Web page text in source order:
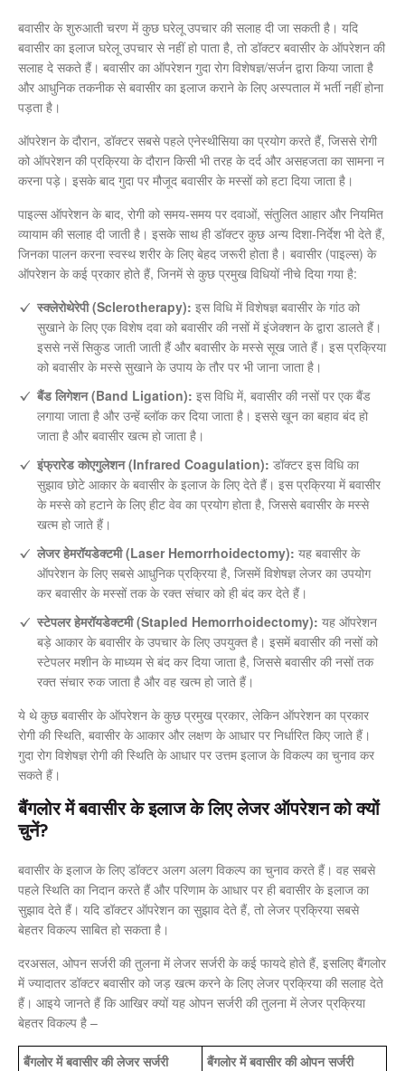
बवासीर के शुरुआती चरण में कुछ घरेलू उपचार की सलाह दी जा सकती है। यदि
बवासीर का इलाज घरेलू उपचार से नहीं हो पाता है, तो डॉक्टर बवासीर के ऑपरेशन की
सलाह दे सकते हैं। बवासीर का ऑपरेशन गुदा रोग विशेषज्ञ/सर्जन द्वारा किया जाता है
और आधुनिक तकनीक से बवासीर का इलाज कराने के लिए अस्पताल में भर्ती नहीं होना
पड़ता है।
ऑपरेशन के दौरान, डॉक्टर सबसे पहले एनेस्थीसिया का प्रयोग करते हैं, जिससे रोगी
को ऑपरेशन की प्रक्रिया के दौरान किसी भी तरह के दर्द और असहजता का सामना न
करना पड़े। इसके बाद गुदा पर मौजूद बवासीर के मस्सों को हटा दिया जाता है।
पाइल्स ऑपरेशन के बाद, रोगी को समय-समय पर दवाओं, संतुलित आहार और नियमित
व्यायाम की सलाह दी जाती है। इसके साथ ही डॉक्टर कुछ अन्य दिशा-निर्देश भी देते हैं,
जिनका पालन करना स्वस्थ शरीर के लिए बेहद जरूरी होता है। बवासीर (पाइल्स) के
ऑपरेशन के कई प्रकार होते हैं, जिनमें से कुछ प्रमुख विधियों नीचे दिया गया है:
स्क्लेरोथेरेपी (Sclerotherapy): इस विधि में विशेषज्ञ बवासीर के गांठ को
सुखाने के लिए एक विशेष दवा को बवासीर की नसों में इंजेक्शन के द्वारा डालते हैं।
इससे नसें सिकुड जाती जाती हैं और बवासीर के मस्से सूख जाते हैं। इस प्रक्रिया
को बवासीर के मस्से सुखाने के उपाय के तौर पर भी जाना जाता है।
बैंड लिगेशन (Band Ligation): इस विधि में, बवासीर की नसों पर एक बैंड
लगाया जाता है और उन्हें ब्लॉक कर दिया जाता है। इससे खून का बहाव बंद हो
जाता है और बवासीर खत्म हो जाता है।
इंफ्रारेड कोएगुलेशन (Infrared Coagulation): डॉक्टर इस विधि का
सुझाव छोटे आकार के बवासीर के इलाज के लिए देते हैं। इस प्रक्रिया में बवासीर
के मस्से को हटाने के लिए हीट वेव का प्रयोग होता है, जिससे बवासीर के मस्से
खत्म हो जाते हैं।
लेजर हेमरॉयडेक्टमी (Laser Hemorrhoidectomy): यह बवासीर के
ऑपरेशन के लिए सबसे आधुनिक प्रक्रिया है, जिसमें विशेषज्ञ लेजर का उपयोग
कर बवासीर के मस्सों तक के रक्त संचार को ही बंद कर देते हैं।
स्टेपलर हेमरॉयडेक्टमी (Stapled Hemorrhoidectomy): यह ऑपरेशन
बड़े आकार के बवासीर के उपचार के लिए उपयुक्त है। इसमें बवासीर की नसों को
स्टेपलर मशीन के माध्यम से बंद कर दिया जाता है, जिससे बवासीर की नसों तक
रक्त संचार रुक जाता है और वह खत्म हो जाते हैं।
ये थे कुछ बवासीर के ऑपरेशन के कुछ प्रमुख प्रकार, लेकिन ऑपरेशन का प्रकार
रोगी की स्थिति, बवासीर के आकार और लक्षण के आधार पर निर्धारित किए जाते हैं।
गुदा रोग विशेषज्ञ रोगी की स्थिति के आधार पर उत्तम इलाज के विकल्प का चुनाव कर
सकते हैं।
बैंगलोर में बवासीर के इलाज के लिए लेजर ऑपरेशन को क्यों
चुनें?
बवासीर के इलाज के लिए डॉक्टर अलग अलग विकल्प का चुनाव करते हैं। वह सबसे
पहले स्थिति का निदान करते हैं और परिणाम के आधार पर ही बवासीर के इलाज का
सुझाव देते हैं। यदि डॉक्टर ऑपरेशन का सुझाव देते हैं, तो लेजर प्रक्रिया सबसे
बेहतर विकल्प साबित हो सकता है।
दरअसल, ओपन सर्जरी की तुलना में लेजर सर्जरी के कई फायदे होते हैं, इसलिए बैंगलोर
में ज्यादातर डॉक्टर बवासीर को जड़ खत्म करने के लिए लेजर प्रक्रिया की सलाह देते
हैं। आइये जानते हैं कि आखिर क्यों यह ओपन सर्जरी की तुलना में लेजर प्रक्रिया
बेहतर विकल्प है –
बैंगलोर में बवासीर की लेजर सर्जरी
बैंगलोर में बवासीर की ओपन सर्जरी